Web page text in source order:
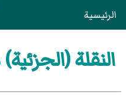
الرئيسية
النقلة